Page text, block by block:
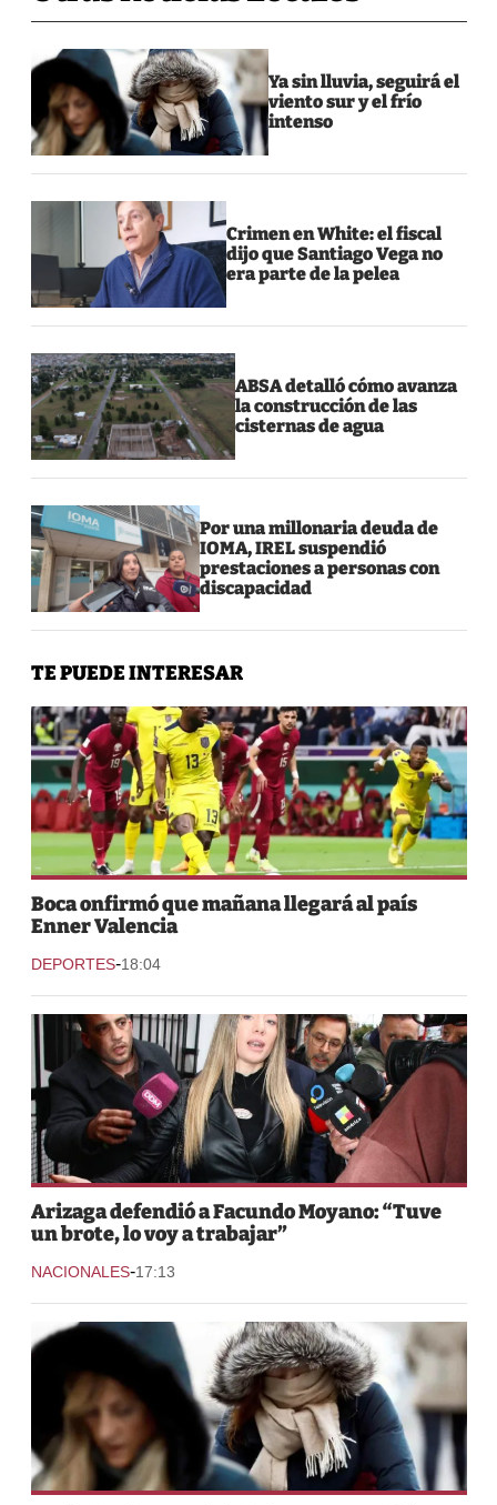
Ya sin lluvia, seguirá el
viento sur y el frío
intenso
Crimen en White: el fiscal
dijo que Santiago Vega no
era parte de la pelea
ABSA detalló cómo avanza
la construcción de las
cisternas de agua
Por una millonaria deuda de
IOMA, IREL suspendió
prestaciones a personas con
discapacidad
TE PUEDE INTERESAR
Boca onfirmó que mañana llegará al país
Enner Valencia
DEPORTES-18:04
Arizaga defendió a Facundo Moyano: “Tuve
un brote, lo voy a trabajar”
NACIONALES-17:13